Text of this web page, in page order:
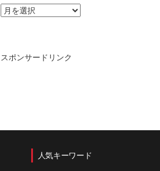
ア
ー
ブ
スポンサードリンク
人気キーワード